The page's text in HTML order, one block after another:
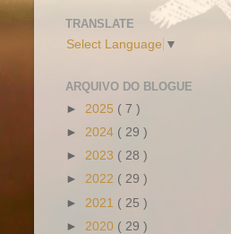
TRANSLATE
Select Language ▼
ARQUIVO DO BLOGUE
► 2025 ( 7 )
► 2024 ( 29 )
► 2023 ( 28 )
► 2022 ( 29 )
► 2021 ( 25 )
► 2020 ( 29 )